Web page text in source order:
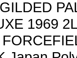
1969